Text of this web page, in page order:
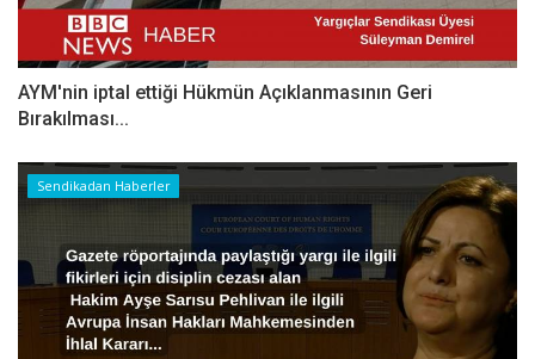
AYM'nin iptal ettiği Hükmün Açıklanmasının Geri
Bırakılması...
Sendikadan Haberler